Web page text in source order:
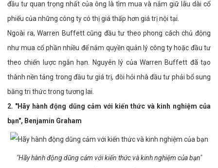
đầu tư quan trọng nhất của ông là tìm mua và nắm giữ lâu dài cổ
phiếu của những công ty có thị giá thấp hơn giá trị nội tại.
Ngoài ra, Warren Buffett cũng đầu tư theo phong cách chủ động
như mua cổ phần nhiều để nắm quyền quản lý công ty hoặc đầu tư
theo chiến lược ngắn hạn. Nguyên lý của Warren Buffett đã tạo
thành nền tảng trong đầu tư giá trị, đòi hỏi nhà đầu tư phải bổ sung
bằng tri thức trong tương lai.
2. "Hãy hành động dũng cảm với kiến thức và kinh nghiệm của
bạn", Benjamin Graham
"Hãy hành động dũng cảm với kiến thức và kinh nghiệm của bạn"